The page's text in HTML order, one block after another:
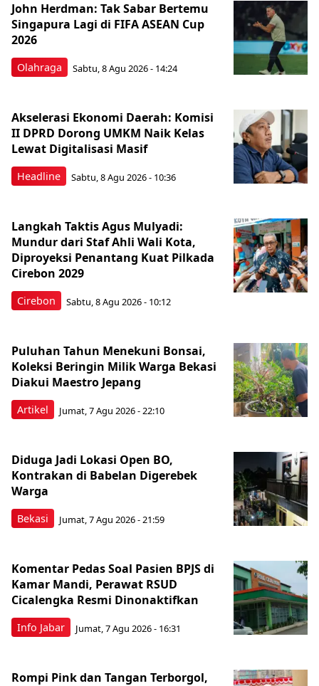
Olahraga
John Herdman: Tak Sabar Bertemu
Singapura Lagi di FIFA ASEAN Cup
2026
Sabtu, 8 Agu 2026 - 14:24
Headline
Akselerasi Ekonomi Daerah: Komisi
II DPRD Dorong UMKM Naik Kelas
Lewat Digitalisasi Masif
Sabtu, 8 Agu 2026 - 10:36
Cirebon
Langkah Taktis Agus Mulyadi:
Mundur dari Staf Ahli Wali Kota,
Diproyeksi Penantang Kuat Pilkada
Cirebon 2029
Sabtu, 8 Agu 2026 - 10:12
Artikel
Puluhan Tahun Menekuni Bonsai,
Koleksi Beringin Milik Warga Bekasi
Diakui Maestro Jepang
Jumat, 7 Agu 2026 - 22:10
Bekasi
Diduga Jadi Lokasi Open BO,
Kontrakan di Babelan Digerebek
Warga
Jumat, 7 Agu 2026 - 21:59
Info Jabar
Komentar Pedas Soal Pasien BPJS di
Kamar Mandi, Perawat RSUD
Cicalengka Resmi Dinonaktifkan
Jumat, 7 Agu 2026 - 16:31
Rompi Pink dan Tangan Terborgol,